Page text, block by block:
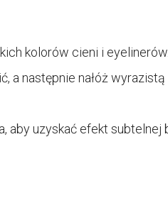
kolorów cieni i eyelinerów.
a następnie nałóż
uzyskać efekt subtelnej